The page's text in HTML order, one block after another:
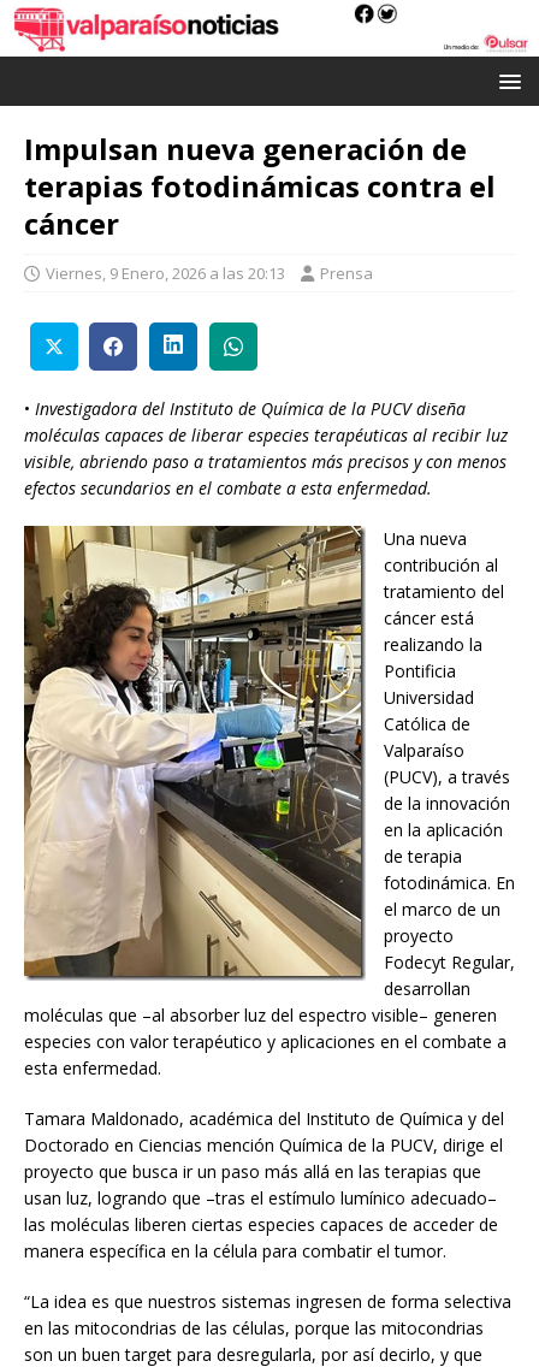
Impulsan nueva generación de
terapias fotodinámicas contra el
cáncer
Viernes, 9 Enero, 2026 a las 20:13 Prensa
• Investigadora del Instituto de Química de la PUCV diseña
moléculas capaces de liberar especies terapéuticas al recibir luz
visible, abriendo paso a tratamientos más precisos y con menos
efectos secundarios en el combate a esta enfermedad.
Una nueva
contribución al
tratamiento del
cáncer está
realizando la
Pontificia
Universidad
Católica de
Valparaíso
(PUCV), a través
de la innovación
en la aplicación
de terapia
fotodinámica. En
el marco de un
proyecto
Fodecyt Regular,
desarrollan
moléculas que –al absorber luz del espectro visible– generen
especies con valor terapéutico y aplicaciones en el combate a
esta enfermedad.
Tamara Maldonado, académica del Instituto de Química y del
Doctorado en Ciencias mención Química de la PUCV, dirige el
proyecto que busca ir un paso más allá en las terapias que
usan luz, logrando que –tras el estímulo lumínico adecuado–
las moléculas liberen ciertas especies capaces de acceder de
manera específica en la célula para combatir el tumor.
“La idea es que nuestros sistemas ingresen de forma selectiva
en las mitocondrias de las células, porque las mitocondrias
son un buen target para desregularla, por así decirlo, y que